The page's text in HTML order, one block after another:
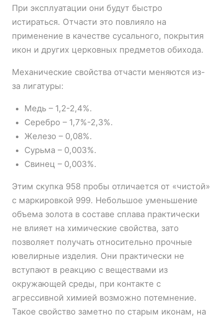
При эксплуатации они будут быстро
истираться. Отчасти это повлияло на
применение в качестве сусального, покрытия
икон и других церковных предметов обихода.
Механические свойства отчасти меняются из-
за лигатуры:
Медь – 1,2-2,4%.
Серебро – 1,7%-2,3%.
Железо – 0,08%.
Сурьма – 0,003%.
Свинец – 0,003%.
Этим скупка 958 пробы отличается от «чистой»
с маркировкой 999. Небольшое уменьшение
объема золота в составе сплава практически
не влияет на химические свойства, зато
позволяет получать относительно прочные
ювелирные изделия. Они практически не
вступают в реакцию с веществами из
окружающей среды, при контакте с
агрессивной химией возможно потемнение.
Такое свойство заметно по старым иконам, на